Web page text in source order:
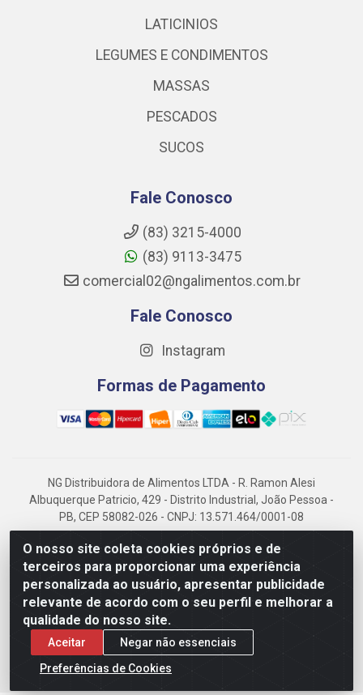
O nosso site coleta cookies próprios e de
terceiros para proporcionar uma experiência
personalizada ao usuário, apresentar publicidade
relevante de acordo com o seu perfil e melhorar a
qualidade do nosso site.
Aceitar
Negar não essenciais
Preferências de Cookies
LATICINIOS
LEGUMES E CONDIMENTOS
MASSAS
PESCADOS
SUCOS
Fale Conosco
(83) 3215-4000
(83) 9113-3475
comercial02@ngalimentos.com.br
Fale Conosco
Instagram
Formas de Pagamento
NG Distribuidora de Alimentos LTDA - R. Ramon Alesi
Albuquerque Patricio, 429 - Distrito Industrial, João Pessoa -
PB, CEP 58082-026 - CNPJ: 13.571.464/0001-08
NG Alimentos, há mais de 14 anos no mercado paraibano, é
referência em frigorificados, destacando-se pela logística
eficiente e excelência.